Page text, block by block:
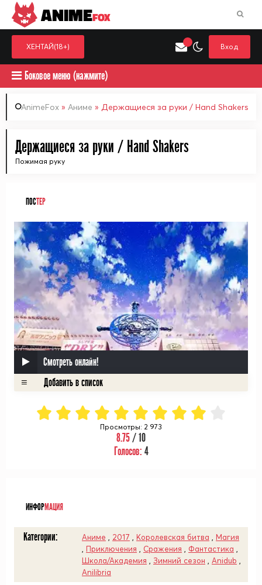
Выберите одну категорию для поиска
ANIMEFOX
ХЕНТАЙ(18+) Вход
Боковое меню (нажмите)
AnimeFox » Аниме » Держащиеся за руки / Hand Shakers
Держащиеся за руки / Hand Shakers
Пожимая руку
ПОСТЕР
Смотреть онлайн!
Просмотры: 2 973
8.75/ 10
Голосов: 4
ИНФОРМАЦИЯ
Категории: Аниме 2017 Королевская битва
Магия
Приключения Сражения Фантастика
Школа/Академия
Зимний сезон Anidub
Anilibria